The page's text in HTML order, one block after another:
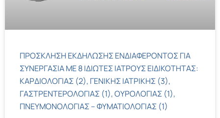
ΠΡΟΣΚΛΗΣΗ ΕΚΔΗΛΩΣΗΣ ΕΝΔΙΑΦΕΡΟΝΤΟΣ ΓΙΑ
ΣΥΝΕΡΓΑΣΙΑ ΜΕ 8 ΙΔΙΩΤΕΣ ΙΑΤΡΟΥΣ ΕΙΔΙΚΟΤΗΤΑΣ:
ΚΑΡΔΙΟΛΟΓΙΑΣ (2), ΓΕΝΙΚΗΣ ΙΑΤΡΙΚΗΣ (3),
ΓΑΣΤΡΕΝΤΕΡΟΛΟΓΙΑΣ (1), ΟΥΡΟΛΟΓΙΑΣ (1),
ΠΝΕΥΜΟΝΟΛΟΓΙΑΣ – ΦΥΜΑΤΙΟΛΟΓΙΑΣ (1)